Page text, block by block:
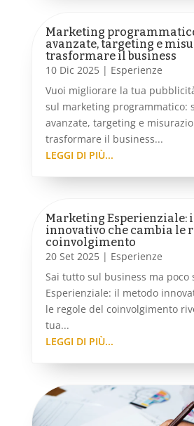
Marketing
avanzate, targeting e
trasformare il business
10 Dic 2025| Esperienze
Vuoi migliorare la tua
sul marketing programmatico:
avanzate, targeting e
trasformare il business...
LEGGI DI PIÙ...
Marketing Esperienziale:
innovativo che cambia le
coinvolgimento
20 Set 2025| Esperienze
Sai tutto sul business ma poco
Esperienziale: il metodo
le regole del coinvolgimento
tua...
LEGGI DI PIÙ...